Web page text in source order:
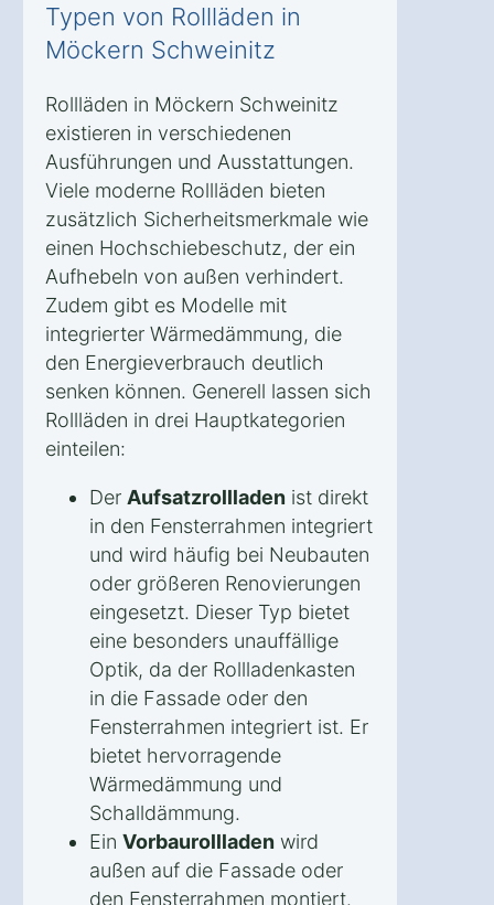
Typen von Rollläden in
Möckern Schweinitz
Rollläden in Möckern Schweinitz
existieren in verschiedenen
Ausführungen und Ausstattungen.
Viele moderne Rollläden bieten
zusätzlich Sicherheitsmerkmale wie
einen Hochschiebeschutz, der ein
Aufhebeln von außen verhindert.
Zudem gibt es Modelle mit
integrierter Wärmedämmung, die
den Energieverbrauch deutlich
senken können. Generell lassen sich
Rollläden in drei Hauptkategorien
einteilen:
Der Aufsatzrollladen ist direkt
in den Fensterrahmen integriert
und wird häufig bei Neubauten
oder größeren Renovierungen
eingesetzt. Dieser Typ bietet
eine besonders unauffällige
Optik, da der Rollladenkasten
in die Fassade oder den
Fensterrahmen integriert ist. Er
bietet hervorragende
Wärmedämmung und
Schalldämmung.
Ein Vorbaurollladen wird
außen auf die Fassade oder
den Fensterrahmen montiert.